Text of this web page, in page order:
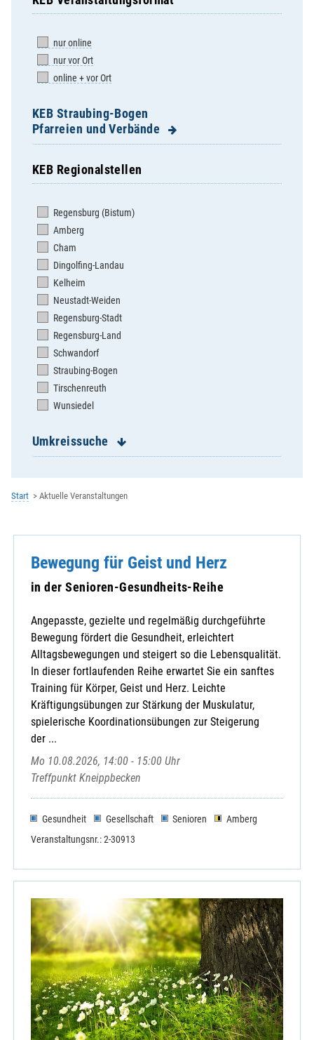
nur online
nur vor Ort
online + vor Ort
KEB Straubing-Bogen
Pfarreien und Verbände
Aiterhofen, St. Margareta
Allkofen (Expositur), St. Michael
Ascha, Mariä Himmelfahrt
Ascholtshausen, Unsere Liebe Frau
Atting, Mariä Himmelfahrt
Bogen, St. Florian
Bogenberg, Hl.Kreuz / M. Himmelfahrt
Elisabethszell, St. Elisabeth
Falkenfels, St. Josef
Feldkirchen, St. Laurentius
Geiselhöring, St. Peter
Grafentraubach, St. Pankratius
Haibach, St. Laurentius
Irlbach, Mariä Himmelfahrt
Kirchroth, St. Vitus
Konzell, St. Martin
Leiblfing, Mariä Himmelfahrt
Loitzendorf, St.Margaretha
Mallersdorf, St. Johannes
Mitterfels, Hl. Geist
Münster, St. Tiburtius
Oberpiebing, St. Nikolaus
Oberschneiding, Mariä Himmelfahrt
Parkstetten, St. Georg
Perkam Mariä Himmelfahrt
Rattenberg, St. Nikolaus
Rattiszell, St. Benedikt
Sallach, St. Nikolaus
Sankt Englmar, St. Englmar
Schambach, St. Nikolaus
Schwarzach, St. Martin
Stallwang, St. Michael
Steinach, St.Michael
KEB Regionalstellen
Regensburg (Bistum)
Amberg
Cham
Dingolfing-Landau
Kelheim
Neustadt-Weiden
Regensburg-Stadt
Regensburg-Land
Schwandorf
Straubing-Bogen
Tirschenreuth
Wunsiedel
Umkreissuche
Start Aktuelle Veranstaltungen
Bewegung für Geist und Herz
in der Senioren-Gesundheits-Reihe
Angepasste, gezielte und regelmäßig durchgeführte
Bewegung fördert die Gesundheit, erleichtert
Alltagsbewegungen und steigert so die Lebensqualität.
In dieser fortlaufenden Reihe erwartet Sie ein sanftes
Training für Körper, Geist und Herz. Leichte
Kräftigungsübungen zur Stärkung der Muskulatur,
spielerische Koordinationsübungen zur Steigerung
der ...
Mo 10.08.2026, 14:00 - 15:00 Uhr
Treffpunkt Kneippbecken
Gesundheit Gesellschaft Senioren
Amberg
Veranstaltungsnr.: 2-30913